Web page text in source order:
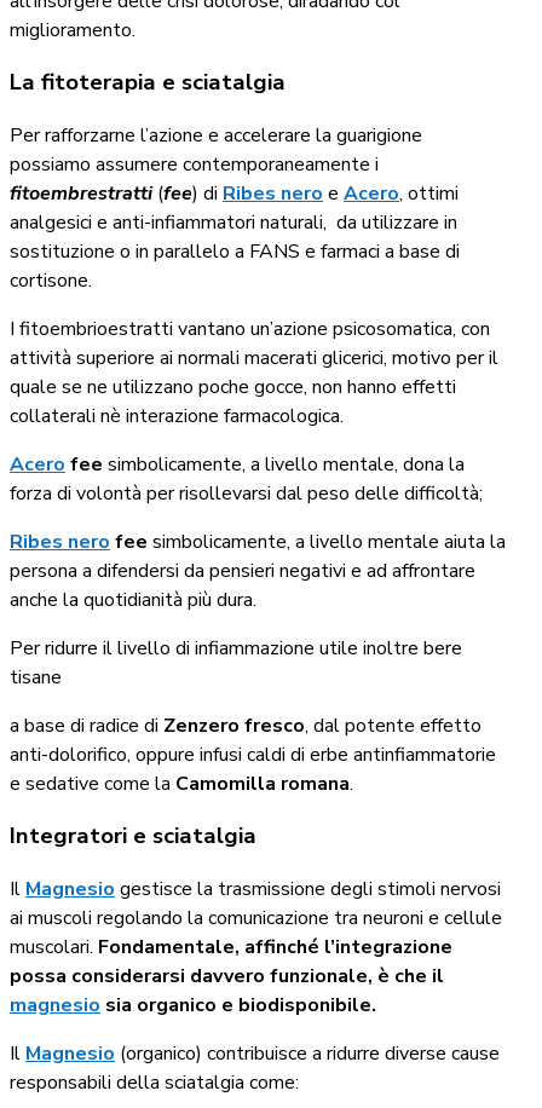
miglioramento.
La fitoterapia e sciatalgia
Per rafforzarne l’azione e accelerare la guarigione
possiamo assumere contemporaneamente i
fitoembrestratti(fee) di Ribes nero e Acero, ottimi
analgesici e anti-infiammatori naturali, da utilizzare in
sostituzione o in parallelo a FANS e farmaci a base di
cortisone.
I fitoembrioestratti vantano un’azione psicosomatica, con
attività superiore ai normali macerati glicerici, motivo per il
quale se ne utilizzano poche gocce, non hanno effetti
collaterali nè interazione farmacologica.
Acero fee simbolicamente, a livello mentale, dona la
forza di volontà per risollevarsi dal peso delle difficoltà;
Ribes nero fee simbolicamente, a livello mentale aiuta la
persona a difendersi da pensieri negativi e ad affrontare
anche la quotidianità più dura.
Per ridurre il livello di infiammazione utile inoltre bere
tisane
a base di radice di Zenzero fresco, dal potente effetto
anti-dolorifico, oppure infusi caldi di erbe antinfiammatorie
e sedative come la Camomilla romana.
Integratori e sciatalgia
Il Magnesio gestisce la trasmissione degli stimoli nervosi
ai muscoli regolando la comunicazione tra neuroni e cellule
muscolari. Fondamentale, affinché l’integrazione
possa considerarsi davvero funzionale, è che il
magnesio sia organico e biodisponibile.
Il Magnesio (organico) contribuisce a ridurre diverse cause
responsabili della sciatalgia come: